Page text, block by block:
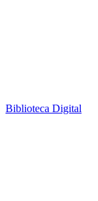
Biblioteca Digital